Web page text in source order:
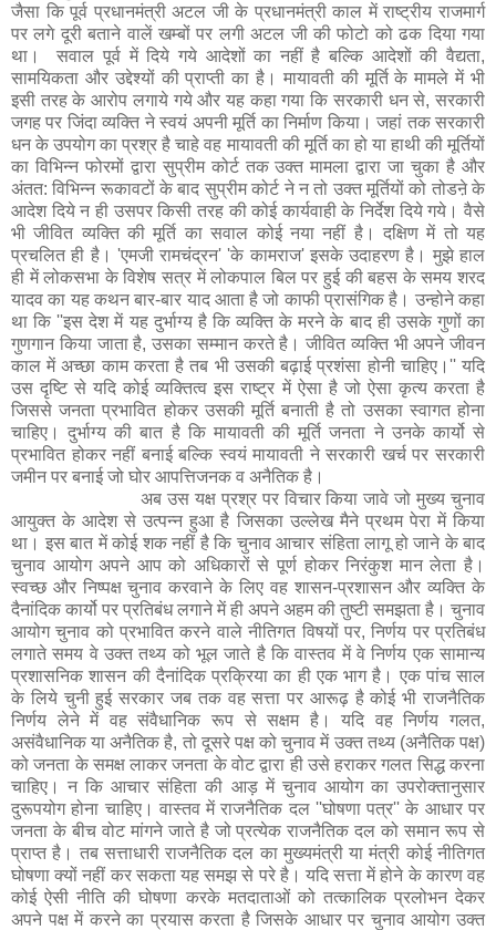
जैसा कि पूर्व प्रधानमंत्री अटल जी के प्रधानमंत्री काल में राष्ट्रीय राजमार्ग
पर लगे दूरी बताने वालें खम्बों पर लगी अटल जी की फोटो को ढक दिया गया
था। सवाल पूर्व में दिये गये आदेशों का नहीं है बल्कि आदेशों की वैद्यता,
सामयिकता और उद्देश्यों की प्राप्ती का है। मायावती की मूर्ति के मामले में भी
इसी तरह के आरोप लगाये गये और यह कहा गया कि सरकारी धन से, सरकारी
जगह पर जिंदा व्यक्ति ने स्वयं अपनी मूर्ति का निर्माण किया। जहां तक सरकारी
धन के उपयोग का प्रश्र है चाहे वह मायावती की मूर्ति का हो या हाथी की मूर्तियों
का विभिन्न फोरमों द्वारा सुप्रीम कोर्ट तक उक्त मामला द्वारा जा चुका है और
अंतत: विभिन्न रूकावटों के बाद सुप्रीम कोर्ट ने न तो उक्त मूर्तियों को तोडऩे के
आदेश दिये न ही उसपर किसी तरह की कोई कार्यवाही के निर्देश दिये गये। वैसे
भी जीवित व्यक्ति की मूर्ति का सवाल कोई नया नहीं है। दक्षिण में तो यह
प्रचलित ही है। 'एमजी रामचंद्रन' 'के कामराज' इसके उदाहरण है। मुझे हाल
ही में लोकसभा के विशेष सत्र में लोकपाल बिल पर हुई की बहस के समय शरद
यादव का यह कथन बार-बार याद आता है जो काफी प्रासंगिक है। उन्होने कहा
था कि ''इस देश में यह दुर्भाग्य है कि व्यक्ति के मरने के बाद ही उसके गुणों का
गुणगान किया जाता है, उसका सम्मान करते है। जीवित व्यक्ति भी अपने जीवन
काल में अच्छा काम करता है तब भी उसकी बढ़ाई प्रशंसा होनी चाहिए।'' यदि
उस दृष्टि से यदि कोई व्यक्तित्व इस राष्ट्र में ऐसा है जो ऐसा कृत्य करता है
जिससे जनता प्रभावित होकर उसकी मूर्ति बनाती है तो उसका स्वागत होना
चाहिए। दुर्भाग्य की बात है कि मायावती की मूर्ति जनता ने उनके कार्यो से
प्रभावित होकर नहीं बनाई बल्कि स्वयं मायावती ने सरकारी खर्च पर सरकारी
जमीन पर बनाई जो घोर आपत्तिजनक व अनैतिक है।
अब उस यक्ष प्रश्र पर विचार किया जावे जो मुख्य चुनाव
आयुक्त के आदेश से उत्पन्न हुआ है जिसका उल्लेख मैने प्रथम पेरा में किया
था। इस बात में कोई शक नहीं है कि चुनाव आचार संहिता लागू हो जाने के बाद
चुनाव आयोग अपने आप को अधिकारों से पूर्ण होकर निरंकुश मान लेता है।
स्वच्छ और निष्पक्ष चुनाव करवाने के लिए वह शासन-प्रशासन और व्यक्ति के
दैनांदिक कार्यो पर प्रतिबंध लगाने में ही अपने अहम की तुष्टी समझता है। चुनाव
आयोग चुनाव को प्रभावित करने वाले नीतिगत विषयों पर, निर्णय पर प्रतिबंध
लगाते समय वे उक्त तथ्य को भूल जाते है कि वास्तव में वे निर्णय एक सामान्य
प्रशासनिक शासन की दैनांदिक प्रक्रिया का ही एक भाग है। एक पांच साल
के लिये चुनी हुई सरकार जब तक वह सत्ता पर आरूढ़ है कोई भी राजनैतिक
निर्णय लेने में वह संवैधानिक रूप से सक्षम है। यदि वह निर्णय गलत,
असंवैधानिक या अनैतिक है, तो दूसरे पक्ष को चुनाव में उक्त तथ्य (अनैतिक पक्ष)
को जनता के समक्ष लाकर जनता के वोट द्वारा ही उसे हराकर गलत सिद्ध करना
चाहिए। न कि आचार संहिता की आड़ में चुनाव आयोग का उपरोक्तानुसार
दुरूपयोग होना चाहिए। वास्तव में राजनैतिक दल ''घोषणा पत्र'' के आधार पर
जनता के बीच वोट मांगने जाते है जो प्रत्येक राजनैतिक दल को समान रूप से
प्राप्त है। तब सत्ताधारी राजनैतिक दल का मुख्यमंत्री या मंत्री कोई नीतिगत
घोषणा क्यों नहीं कर सकता यह समझ से परे है। यदि सत्ता में होने के कारण वह
कोई ऐसी नीति की घोषणा करके मतदाताओं को तत्कालिक प्रलोभन देकर
अपने पक्ष में करने का प्रयास करता है जिसके आधार पर चुनाव आयोग उक्त